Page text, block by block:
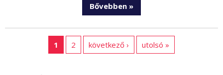
Bővebben »
1 2 következő › utolsó »